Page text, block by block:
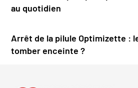
au quotidien
Arrêt de la pilule Optimizette :
tomber enceinte ?